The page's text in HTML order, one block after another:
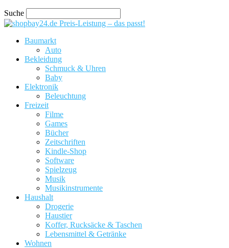
Suche
Preis-Leistung – das passt!
Baumarkt
Auto
Bekleidung
Schmuck & Uhren
Baby
Elektronik
Beleuchtung
Freizeit
Filme
Games
Bücher
Zeitschriften
Kindle-Shop
Software
Spielzeug
Musik
Musikinstrumente
Haushalt
Drogerie
Haustier
Koffer, Rucksäcke & Taschen
Lebensmittel & Getränke
Wohnen